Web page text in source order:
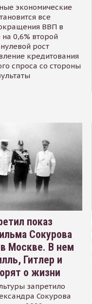
экономические
все
ВВП в
0,6% второй
рост
кредитования
спроса со стороны
показ
Сокурова
Москве. В нем
Гитлер и
о жизни
запретило
Сокурова